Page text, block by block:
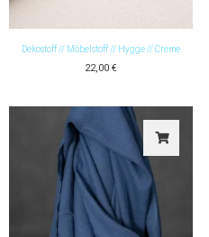
Dekostoff // Möbelstoff // Hygge // Creme
22,00 €